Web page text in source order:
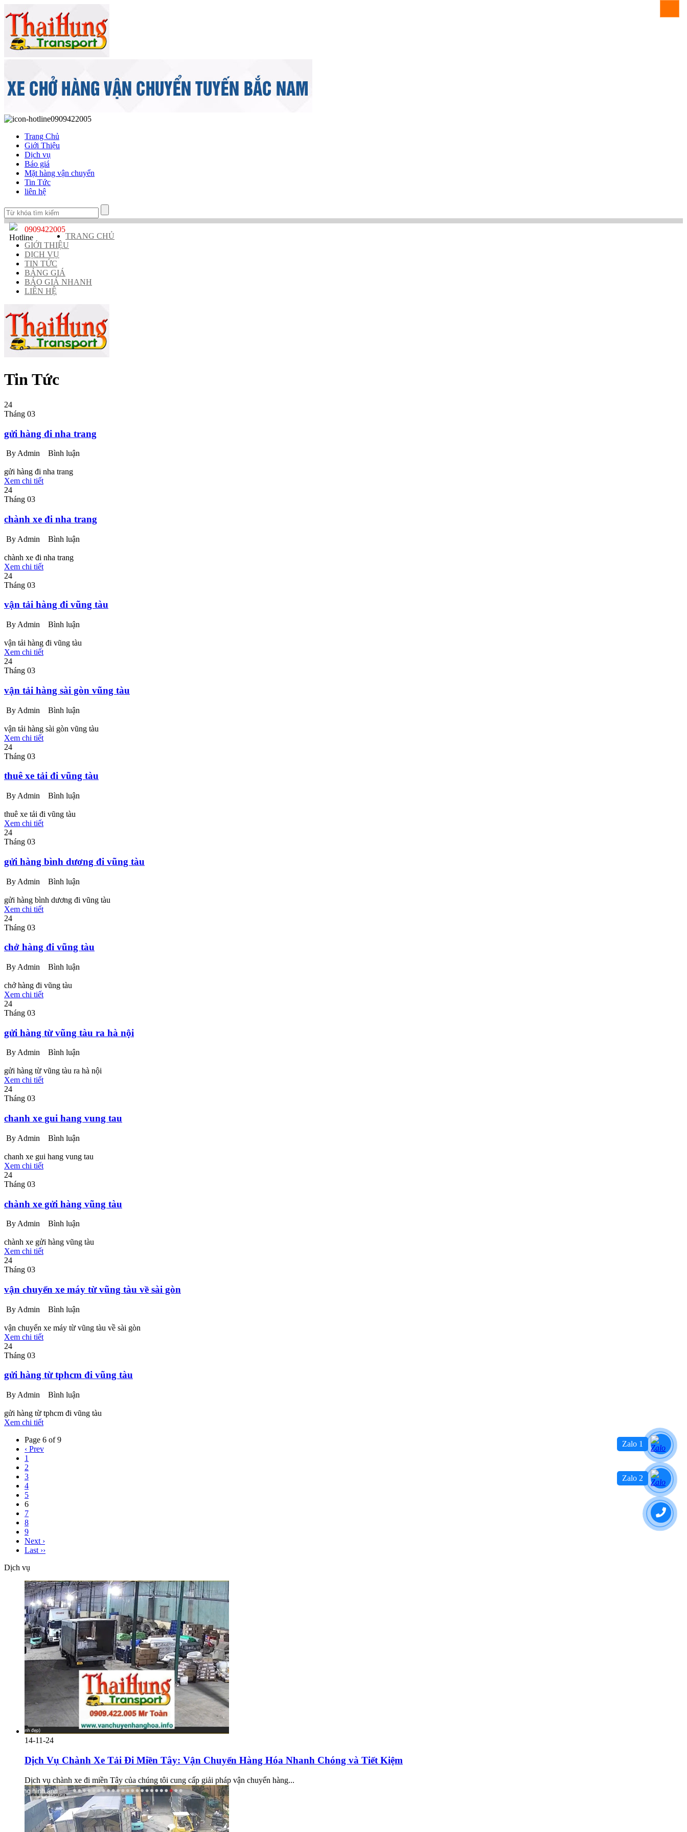
0909422005
Trang Chủ
Giới Thiệu
Dịch vụ
Báo giá
Mặt hàng vận chuyển
Tin Tức
liên hệ
0909422005
TRANG CHỦ
GIỚI THIỆU
DỊCH VỤ
TIN TỨC
BẢNG GIÁ
BÁO GIÁ NHANH
LIÊN HỆ
Tin Tức
24
Tháng 03
gửi hàng đi nha trang
By Admin Bình luận
gửi hàng đi nha trang
Xem chi tiết
24
Tháng 03
chành xe đi nha trang
By Admin Bình luận
chành xe đi nha trang
Xem chi tiết
24
Tháng 03
vận tải hàng đi vũng tàu
By Admin Bình luận
vận tải hàng đi vũng tàu
Xem chi tiết
24
Tháng 03
vận tải hàng sài gòn vũng tàu
By Admin Bình luận
vận tải hàng sài gòn vũng tàu
Xem chi tiết
24
Tháng 03
thuê xe tải đi vũng tàu
By Admin Bình luận
thuê xe tải đi vũng tàu
Xem chi tiết
24
Tháng 03
gửi hàng bình dương đi vũng tàu
By Admin Bình luận
gửi hàng bình dương đi vũng tàu
Xem chi tiết
24
Tháng 03
chở hàng đi vũng tàu
By Admin Bình luận
chở hàng đi vũng tàu
Xem chi tiết
24
Tháng 03
gửi hàng từ vũng tàu ra hà nội
By Admin Bình luận
gửi hàng từ vũng tàu ra hà nội
Xem chi tiết
24
Tháng 03
chanh xe gui hang vung tau
By Admin Bình luận
chanh xe gui hang vung tau
Xem chi tiết
24
Tháng 03
chành xe gửi hàng vũng tàu
By Admin Bình luận
chành xe gửi hàng vũng tàu
Xem chi tiết
24
Tháng 03
vận chuyển xe máy từ vũng tàu về sài gòn
By Admin Bình luận
vận chuyển xe máy từ vũng tàu về sài gòn
Xem chi tiết
24
Tháng 03
gửi hàng từ tphcm đi vũng tàu
By Admin Bình luận
gửi hàng từ tphcm đi vũng tàu
Xem chi tiết
Page 6 of 9
‹ Prev
1
2
3
4
5
6
7
8
9
Next ›
Last ››
Dịch vụ
14-11-24
Dịch Vụ Chành Xe Tải Đi Miền Tây: Vận Chuyển Hàng Hóa Nhanh Chóng và Tiết Kiệm
Dịch vụ chành xe đi miền Tây của chúng tôi cung cấp giải pháp vận chuyển hàng...
Zalo 1
Zalo 2